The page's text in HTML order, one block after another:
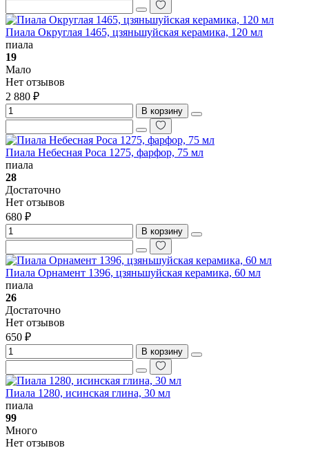
Пиала Округлая 1465, цзяньшуйская керамика, 120 мл
пиала
19
Мало
Нет отзывов
2 880 ₽
В корзину
Пиала Небесная Роса 1275, фарфор, 75 мл
пиала
28
Достаточно
Нет отзывов
680 ₽
В корзину
Пиала Орнамент 1396, цзяньшуйская керамика, 60 мл
пиала
26
Достаточно
Нет отзывов
650 ₽
В корзину
Пиала 1280, исинская глина, 30 мл
пиала
99
Много
Нет отзывов